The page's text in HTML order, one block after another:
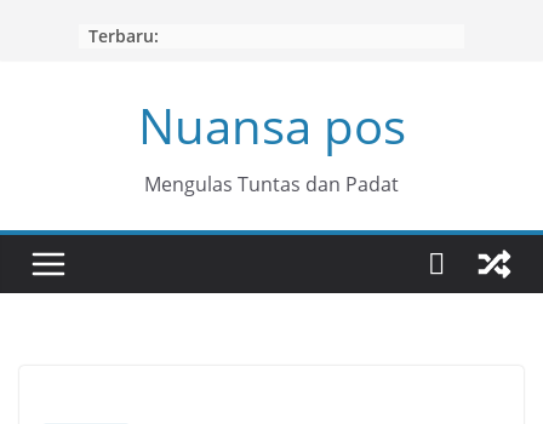
Terbaru:
Nuansa pos
Mengulas Tuntas dan Padat